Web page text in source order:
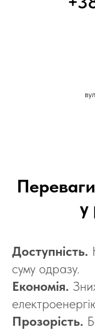
у
Доступність.
суму одразу.
Економія.
Прозорість.